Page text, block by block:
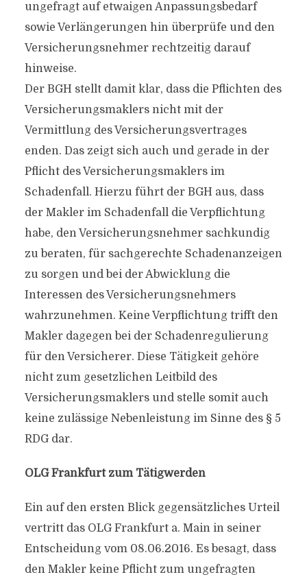
ungefragt auf etwaigen Anpassungsbedarf
sowie Verlängerungen hin überprüfe und den
Versicherungsnehmer rechtzeitig darauf
hinweise.
Der BGH stellt damit klar, dass die Pflichten des
Versicherungsmaklers nicht mit der
Vermittlung des Versicherungsvertrages
enden. Das zeigt sich auch und gerade in der
Pflicht des Ver­sicherungsmaklers im
Schadenfall. Hierzu führt der BGH aus, dass
der Makler im Schadenfall die Verpflichtung
habe, den Versicherungsnehmer sachkundig
zu beraten, für sachgerechte Schadenanzeigen
zu sorgen und bei der Abwicklung die
Interessen des Versicherungsnehmers
wahrzunehmen. Keine Verpflichtung trifft den
Makler dagegen bei der Schadenregu­lierung
für den Versicherer. Diese Tätigkeit gehöre
nicht zum gesetzlichen Leitbild des
Versicherungsmaklers und stelle somit auch
keine zulässige Neben­leistung im Sinne des § 5
RDG dar.
OLG Frankfurt zum Tätigwerden
Ein auf den ersten Blick gegensätzliches Urteil
vertritt das OLG Frankfurt a. Main in seiner
Entscheidung vom 08.06.2016. Es besagt, dass
den Makler keine Pflicht zum ungefragten